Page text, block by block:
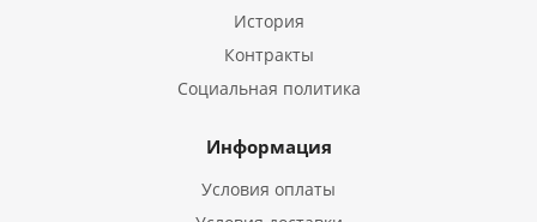
История
Контракты
Социальная политика
Информация
Условия оплаты